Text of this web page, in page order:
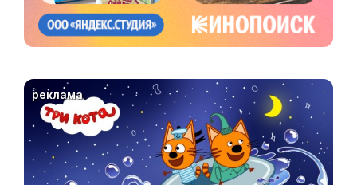
реклама